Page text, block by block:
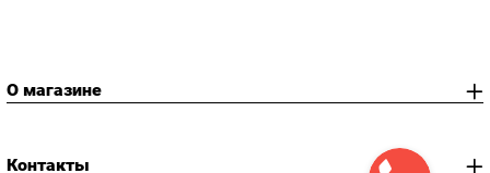
О магазине
Контакты